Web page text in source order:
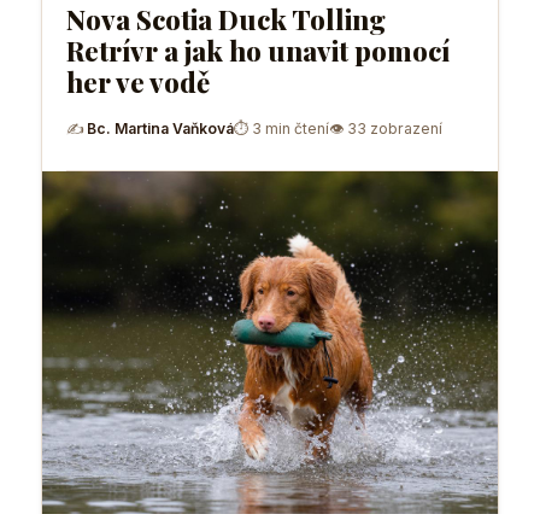
Nova Scotia Duck Tolling
Retrívr a jak ho unavit pomocí
her ve vodě
✍ Bc. Martina Vaňková⏱ 3 min čtení👁 33 zobrazení